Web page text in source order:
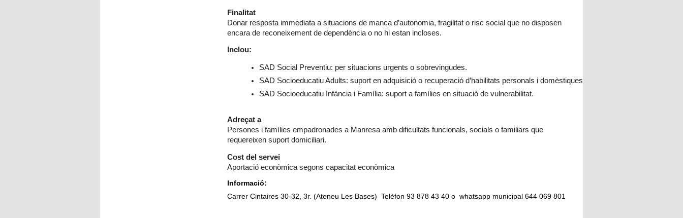
Finalitat
Donar resposta immediata a situacions de manca d’autonomia, fragilitat o risc social que no disposen
encara de reconeixement de dependència o no hi estan incloses.
Inclou:
SAD Social Preventiu: per situacions urgents o sobrevingudes.
SAD Socioeducatiu Adults: suport en adquisició o recuperació d’habilitats personals i domèstiques.
SAD Socioeducatiu Infància i Família: suport a famílies en situació de vulnerabilitat.
Adreçat a
Persones i famílies empadronades a Manresa amb dificultats funcionals, socials o familiars que
requereixen suport domiciliari.
Cost del servei
Aportació econòmica segons capacitat econòmica
Informació:
Carrer Cintaires 30-32, 3r. (Ateneu Les Bases) Telèfon 93 878 43 40 o whatsapp municipal 644 069 801